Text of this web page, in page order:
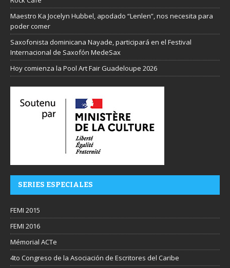
Maestro Ka Jocelyn Hubbel, apodado “Lenlen”, nos necesita para
poder comer
Saxofonista dominicana Nayade, participará en el Festival
Internacional de Saxofón MedeSax
Hoy comienza la Pool Art Fair Guadeloupe 2026
SERIES ESPECIALES
FEMI 2015
FEMI 2016
Mémorial ACTe
4to Congreso de la Asociación de Escritores del Caribe